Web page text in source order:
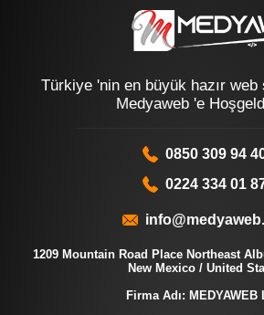
Türkiye 'nin en büyük hazır web
Medyaweb 'e
0850 309 94
0224 334 01
1209 Mountain Road Place Northeast
New Mexico / United
Firma Adı: MEDYAWEB